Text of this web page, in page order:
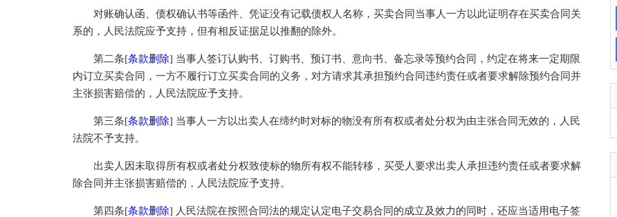
对账确认函、债权确认书等函件、凭证没有记载债权人名称，买卖合同当事人一方以此证明存在买卖合同关
系的，人民法院应予支持，但有相反证据足以推翻的除外。
第二条[条款删除] 当事人签订认购书、订购书、预订书、意向书、备忘录等预约合同，约定在将来一定期限
内订立买卖合同，一方不履行订立买卖合同的义务，对方请求其承担预约合同违约责任或者要求解除预约合同并
主张损害赔偿的，人民法院应予支持。
第三条[条款删除] 当事人一方以出卖人在缔约时对标的物没有所有权或者处分权为由主张合同无效的，人民
法院不予支持。
出卖人因未取得所有权或者处分权致使标的物所有权不能转移，买受人要求出卖人承担违约责任或者要求解
除合同并主张损害赔偿的，人民法院应予支持。
第四条[条款删除] 人民法院在按照合同法的规定认定电子交易合同的成立及效力的同时，还应当适用电子签